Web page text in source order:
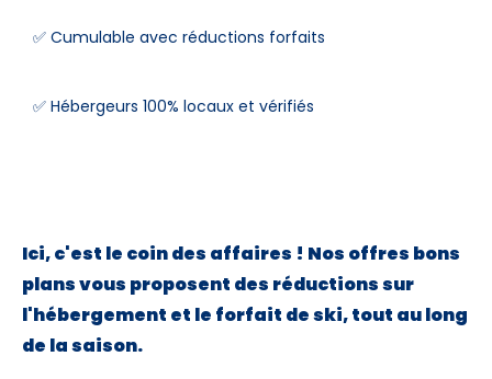
Enfants - +
✅ Cumulable avec réductions forfaits
✅ Hébergeurs 100% locaux et vérifiés
Ici, c'est le coin des affaires ! Nos offres bons
plans vous proposent des réductions sur
l'hébergement et le forfait de ski, tout au long
de la saison.